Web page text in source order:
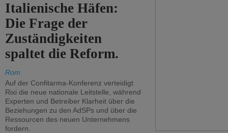
Italienische Häfen:
Die Frage der
Zuständigkeiten
spaltet die Reform.
Rom
Auf der Confitarma-Konferenz verteidigt
Rixi die neue nationale Leitstelle, während
Experten und Betreiber Klarheit über die
Beziehungen zu den AdSPs und über die
Ressourcen des neuen Unternehmens
fordern.